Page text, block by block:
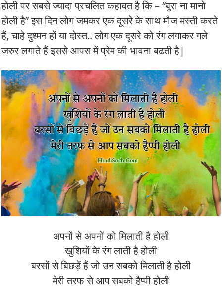
होली पर सबसे ज्यादा प्रचलित कहावत है कि – “बुरा ना मानो
होली है” इस दिन लोग जमकर एक दूसरे के साथ मौज मस्ती करते
हैं, चाहे दुश्मन हों या दोस्त.. लोग एक दूसरे को रंग लगाकर गले
जरुर लगाते हैं इससे आपस में प्रेम की भावना बढती है|
अपनों से अपनों को मिलाती है होली
खुशियों के रंग लाती है होली
बरसों से बिछड़ें हैं जो उन सबको मिलाती है होली
मेरी तरफ से आप सबको हैप्पी होली